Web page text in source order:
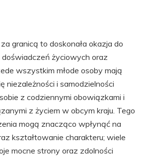
granicą to doskonała okazja do
życiowych oraz
wszystkim młode osoby mają
niezależności i samodzielności
z codziennymi obowiązkami i
z życiem w obcym kraju. Tego
mogą znacząco wpłynąć na
kształtowanie charakteru; wiele
mocne strony oraz zdolności